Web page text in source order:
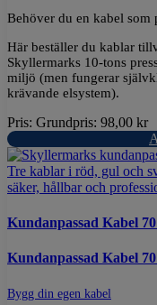
Behöver du en kabel som
Här beställer du kablar
Skyllermarks 10-tons
miljö (men fungerar
krävande elsystem).
Pris: Grundpris: 98,00 kr
Kundanpassad Kabel 70
Kundanpassad Kabel 70
Bygg din egen kabel